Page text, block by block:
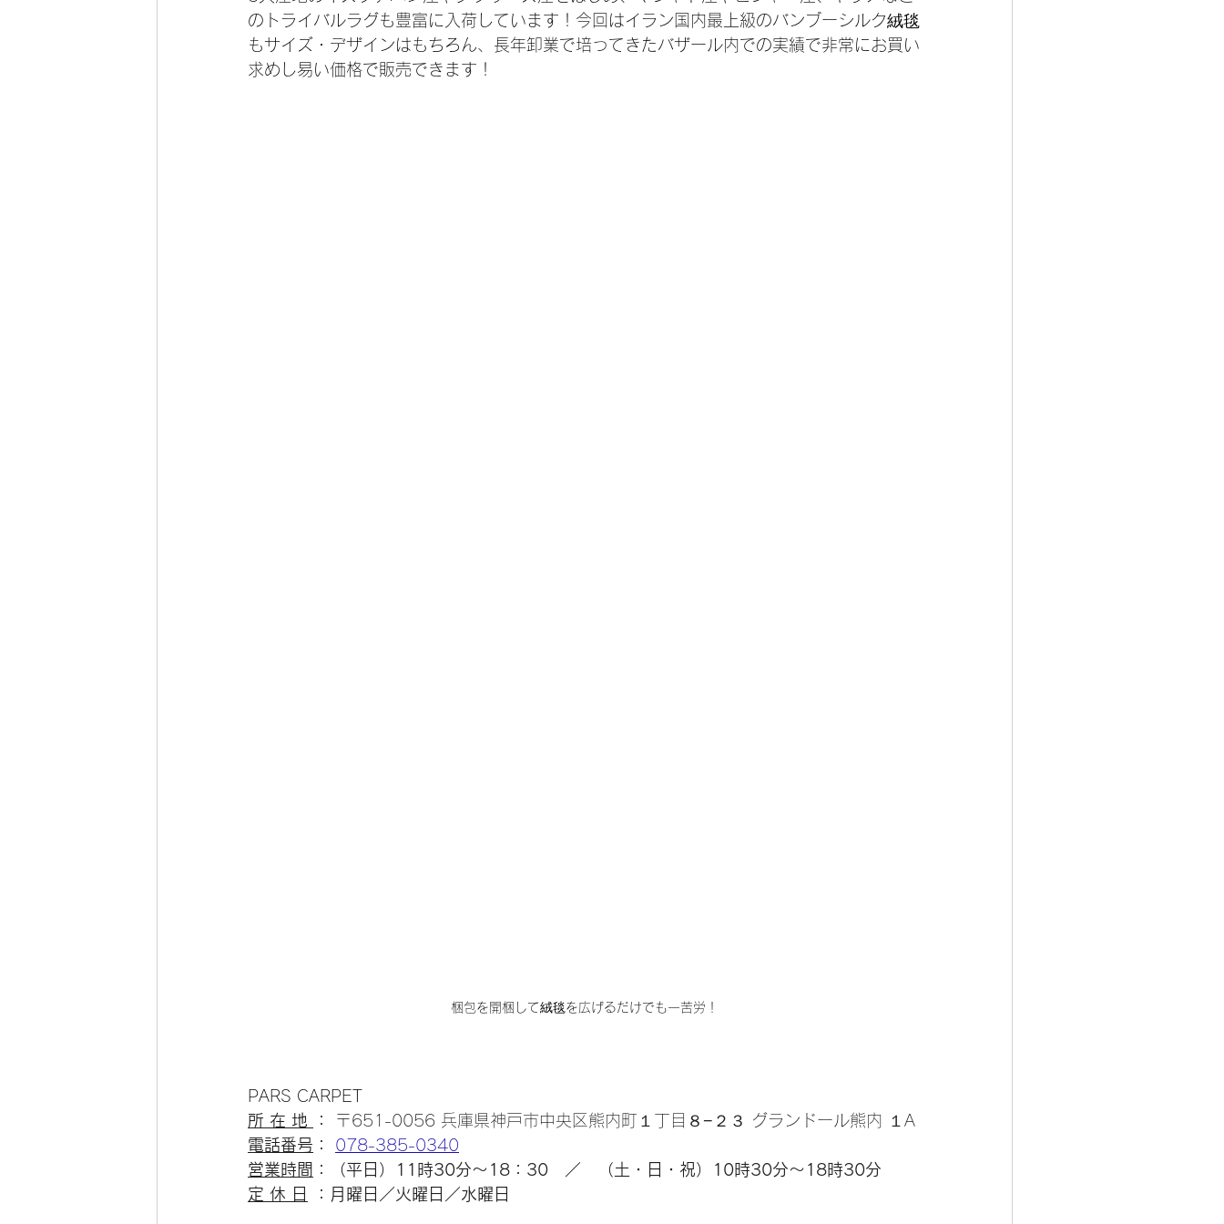
のトライバルラグも豊富に入荷しています！今回はイラン国内最上級のバンブーシルク絨毯
もサイズ・デザインはもちろん、長年卸業で培ってきたバザール内での実績で非常にお買い
求めし易い価格で販売できます！
梱包を開梱して絨毯を広げるだけでも一苦労！
PARS CARPET
所 在 地
：
〒651-0056 兵庫県神戸市中央区熊内町１丁目８−２３ グランドール熊内 １A
電話番号 ： 078-385-0340
営業時間 ：（平日）11時30分～18：30　／　（土・日・祝）10時30分～18時30分
定 休 日
：月曜日／火曜日／水曜日